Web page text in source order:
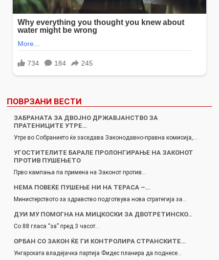
ПОВРЗАНИ ВЕСТИ
ЗАБРАНАТА ЗА ДВОЈНО ДРЖАВЈАНСТВО ЗА
ПРАТЕНИЦИТЕ УТРЕ…
Утре во Собранието ќе заседава Законодавно-правна комисија,…
УГОСТИТЕЛИТЕ БАРАЛЕ ПРОЛОНГИРАЊЕ НА ЗАКОНОТ
ПРОТИВ ПУШЕЊЕТО
Прво кампања па примена на Законот против…
НЕМА ПОВЕЌЕ ПУШЕЊЕ НИ НА ТЕРАСА –…
Министерството за здравство подготвува нова стратегија за…
ДУИ МУ ПОМОГНА НА МИЦКОСКИ ЗА ДВОТРЕТИНСКО…
Со 88 гласа “за” пред 3 часот…
ОРБАН СО ЗАКОН ЌЕ ГИ КОНТРОЛИРА СТРАНСКИТЕ…
Унгарската владејачка партија Фидес планира да поднесе…